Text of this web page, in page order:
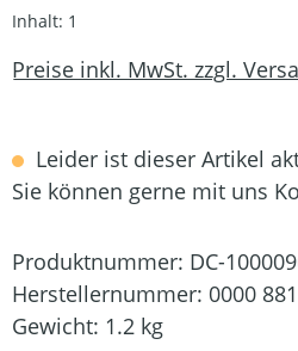
Inhalt: 1
Preise inkl. MwSt. zzgl.
Leider ist dieser Artikel
Sie können gerne mit uns
Produktnummer: DC-
Herstellernummer: 0000
Gewicht: 1.2 kg